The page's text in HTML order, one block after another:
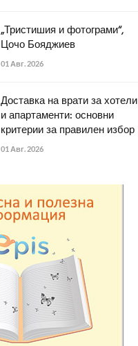
„Тристишия и фотограми“,
Цочо Бояджиев
01 Авг. 2026
Доставка на врати за хотели
и апартаменти: основни
критерии за правилен избор
01 Авг. 2026